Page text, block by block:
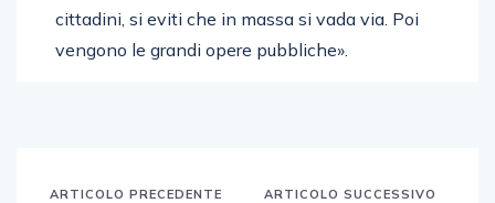
cittadini, si eviti che in massa si vada via. Poi
vengono le grandi opere pubbliche».
ARTICOLO PRECEDENTE ARTICOLO SUCCESSIVO